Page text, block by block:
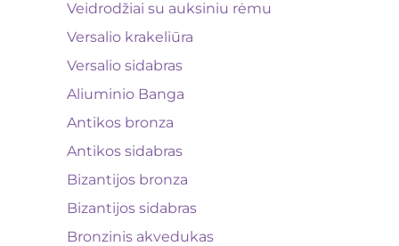
Veidrodžiai su auksiniu rėmu
Versalio krakeliūra
Versalio sidabras
Aliuminio Banga
Antikos bronza
Antikos sidabras
Bizantijos bronza
Bizantijos sidabras
Bronzinis akvedukas